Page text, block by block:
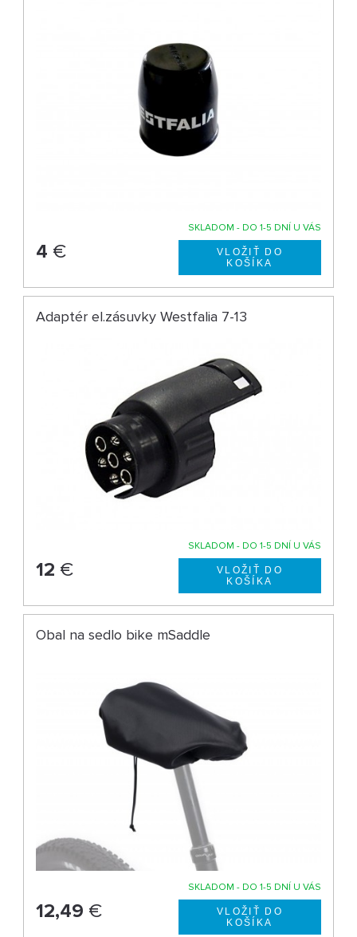
SKLADOM - DO 1-5 DNÍ U VÁS
4 €
Adaptér el.zásuvky Westfalia 7-13
SKLADOM - DO 1-5 DNÍ U VÁS
12 €
Obal na sedlo bike mSaddle
SKLADOM - DO 1-5 DNÍ U VÁS
12,49 €